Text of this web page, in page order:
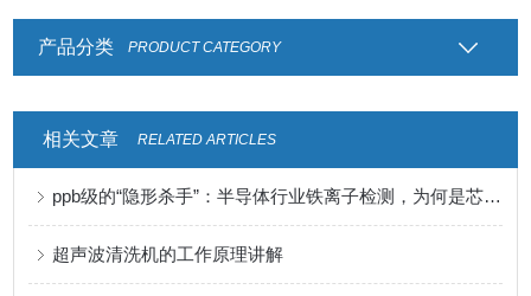
产品分类 PRODUCT CATEGORY
相关文章 RELATED ARTICLES
ppb级的“隐形杀手”：半导体行业铁离子检测，为何是芯片良率的关键防线？
超声波清洗机的工作原理讲解